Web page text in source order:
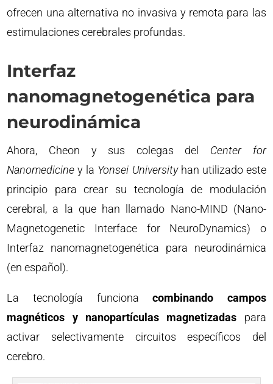
ofrecen una alternativa no invasiva y remota para las
estimulaciones cerebrales profundas.
Interfaz
nanomagnetogenética para
neurodinámica
Ahora, Cheon y sus colegas del Center for
Nanomedicine y la Yonsei Universityhan utilizado este
principio para crear su tecnología de modulación
cerebral, a la que han llamado Nano-MIND (Nano-
Magnetogenetic Interface for NeuroDynamics) o
Interfaz nanomagnetogenética para neurodinámica
(en español).
La tecnología funcionacombinando campos
magnéticos y nanopartículas magnetizadas para
activar selectivamente circuitos específicos del
cerebro.